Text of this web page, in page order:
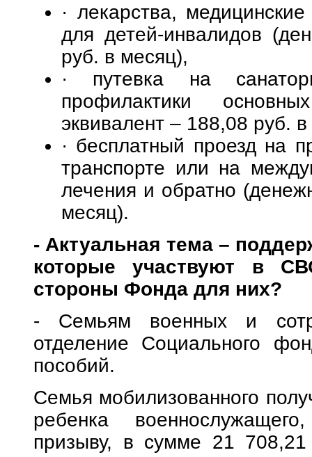
· лекарства,
для детей-инвалидов
руб. в месяц),
· путевка на
профилактики
эквивалент – 188,08 руб.
· бесплатный проезд на
транспорте или на
лечения и обратно
месяц).
- Актуальная тема –
которые участвуют в
стороны Фонда для них?
- Семьям военных и
отделение Социального
пособий.
Семья мобилизованного
ребенка
призыву, в сумме 21